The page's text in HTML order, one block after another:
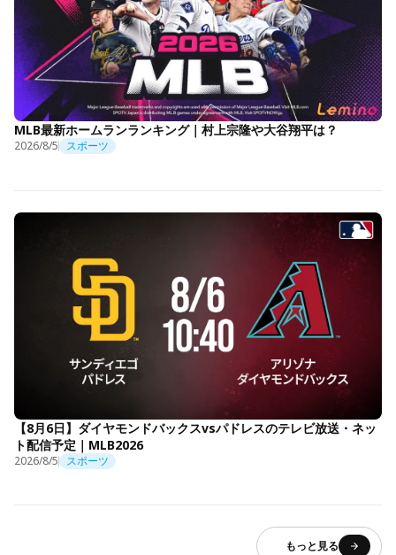
MLB最新ホームランランキング｜村上宗隆や大谷翔平は？
2026/8/5 スポーツ
【8月6日】ダイヤモンドバックスvsパドレスのテレビ放送・ネッ
ト配信予定｜MLB2026
2026/8/5 スポーツ
もっと見る